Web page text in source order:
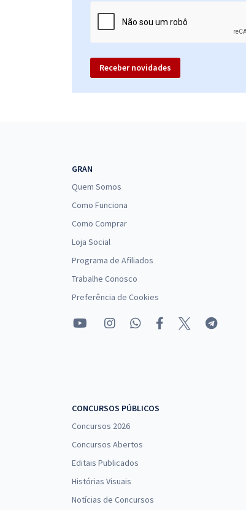
Receber novidades
GRAN
Quem Somos
Como Funciona
Como Comprar
Loja Social
Programa de Afiliados
Trabalhe Conosco
Preferência de Cookies
CONCURSOS PÚBLICOS
Concursos 2026
Concursos Abertos
Editais Publicados
Histórias Visuais
Notícias de Concursos